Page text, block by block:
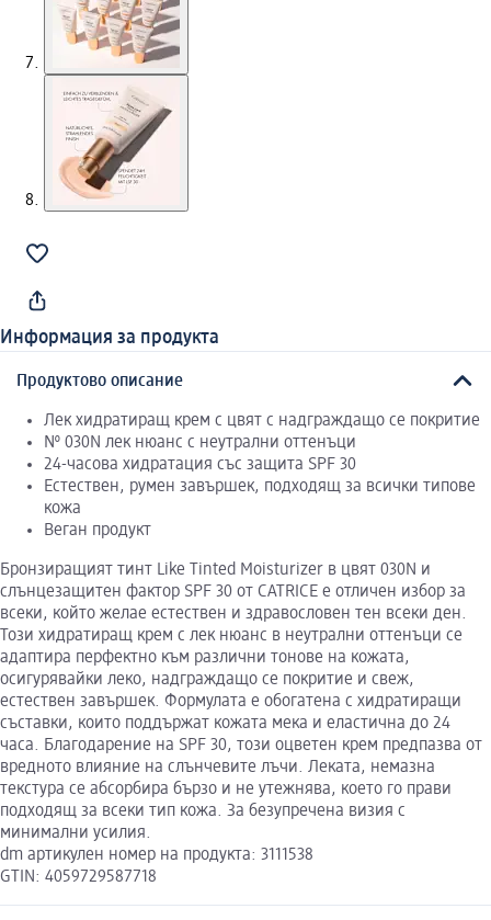
Информация за продукта
Продуктово описание
Лек хидратиращ крем с цвят с надграждащо се покритие
№ 030N лек нюанс с неутрални оттенъци
24-часова хидратация със защита SPF 30
Естествен, румен завършек, подходящ за всички типове
кожа
Веган продукт
Бронзиращият тинт Like Tinted Moisturizer в цвят 030N и
слънцезащитен фактор SPF 30 от CATRICE е отличен избор за
всеки, който желае естествен и здравословен тен всеки ден.
Този хидратиращ крем с лек нюанс в неутрални оттенъци се
адаптира перфектно към различни тонове на кожата,
осигурявайки леко, надграждащо се покритие и свеж,
естествен завършек. Формулата е обогатена с хидратиращи
съставки, които поддържат кожата мека и еластична до 24
часа. Благодарение на SPF 30, този оцветен крем предпазва от
вредното влияние на слънчевите лъчи. Леката, немазна
текстура се абсорбира бързо и не утежнява, което го прави
подходящ за всеки тип кожа. За безупречена визия с
минимални усилия.
dm артикулен номер на продукта: 3111538
GTIN: 4059729587718